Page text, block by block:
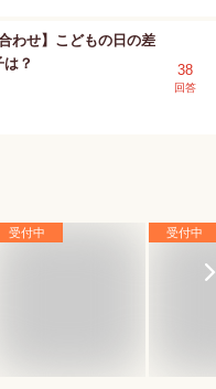
わせ】こどもの日の差
？
38
回答
受付中 受付中